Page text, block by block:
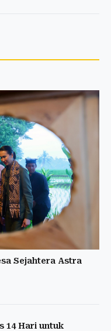
Sejahtera Astra
14 Hari untuk